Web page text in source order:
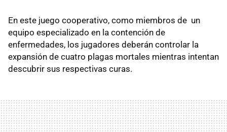
En este juego cooperativo, como miembros de un
equipo especializado en la contención de
enfermedades, los jugadores deberán controlar la
expansión de cuatro plagas mortales mientras intentan
descubrir sus respectivas curas.